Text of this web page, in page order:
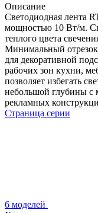
Описание
Светодиодная лента
мощностью 10 Вт/м.
теплого цвета
Минимальный
для декоративной
рабочих зон кухни,
позволяет избегать
небольшой глубины с
рекламных
Страница серии
6 моделей